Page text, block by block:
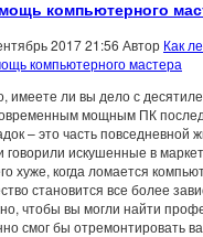
компьютерного
2017 21:56 Автор Как
имеете ли вы дело с
мощным ПК
– это часть повседневной
говорили искушенные в
хуже, когда ломается
становится все более
чтобы вы могли найти
смог бы отремонтировать